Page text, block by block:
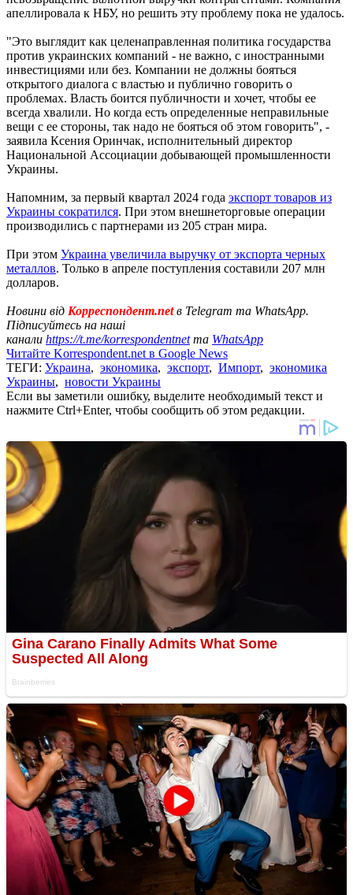
апеллировала к НБУ, но решить эту проблему пока не удалось.
"Это выглядит как целенаправленная политика государства
против украинских компаний - не важно, с иностранными
инвестициями или без. Компании не должны бояться
открытого диалога с властью и публично говорить о
проблемах. Власть боится публичности и хочет, чтобы ее
всегда хвалили. Но когда есть определенные неправильные
вещи с ее стороны, так надо не бояться об этом говорить", -
заявила Ксения Оринчак, исполнительный директор
Национальной Ассоциации добывающей промышленности
Украины.
Напомним, за первый квартал 2024 года экспорт товаров из
Украины сократился. При этом внешнеторговые операции
производились с партнерами из 205 стран мира.
При этом Украина увеличила выручку от экспорта черных
металлов. Только в апреле поступления составили 207 млн
долларов.
Новини від Корреспондент.netв Telegram та WhatsApp.
Підписуйтесь на наші
канали https://t.me/korrespondentnetта WhatsApp
Читайте Korrespondent.net в Google News
ТЕГИ: Украина, экономика, экспорт, Импорт, экономика
Украины, новости Украины
Если вы заметили ошибку, выделите необходимый текст и
нажмите Ctrl+Enter, чтобы сообщить об этом редакции.